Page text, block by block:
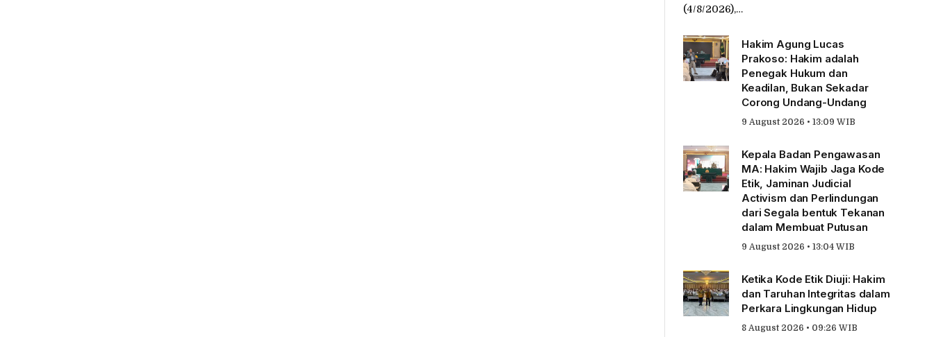
(4/8/2026),…
Hakim Agung Lucas
Prakoso: Hakim adalah
Penegak Hukum dan
Keadilan, Bukan Sekadar
Corong Undang-Undang
9 August 2026 • 13:09 WIB
Kepala Badan Pengawasan
MA: Hakim Wajib Jaga Kode
Etik, Jaminan Judicial
Activism dan Perlindungan
dari Segala bentuk Tekanan
dalam Membuat Putusan
9 August 2026 • 13:04 WIB
Ketika Kode Etik Diuji: Hakim
dan Taruhan Integritas dalam
Perkara Lingkungan Hidup
8 August 2026 • 09:26 WIB